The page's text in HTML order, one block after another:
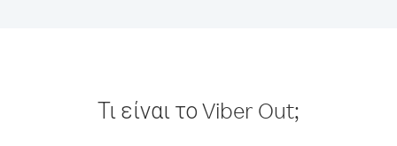
Τι είναι το Viber Out;